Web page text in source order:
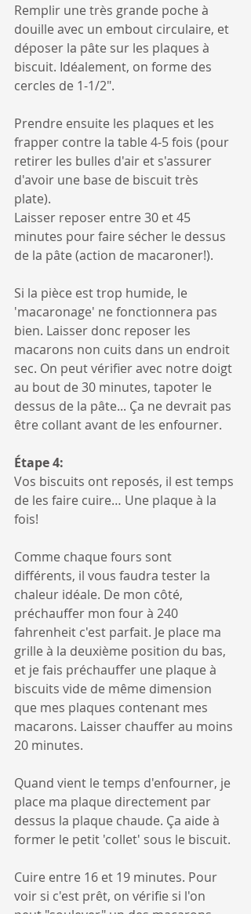
Remplir une très grande poche à
douille avec un embout circulaire, et
déposer la pâte sur les plaques à
biscuit. Idéalement, on forme des
cercles de 1-1/2".
Prendre ensuite les plaques et les
frapper contre la table 4-5 fois (pour
retirer les bulles d'air et s'assurer
d'avoir une base de biscuit très
plate).
Laisser reposer entre 30 et 45
minutes pour faire sécher le dessus
de la pâte (action de macaroner!).
Si la pièce est trop humide, le
'macaronage' ne fonctionnera pas
bien. Laisser donc reposer les
macarons non cuits dans un endroit
sec. On peut vérifier avec notre doigt
au bout de 30 minutes, tapoter le
dessus de la pâte... Ça ne devrait pas
être collant avant de les enfourner.
Étape 4:
Vos biscuits ont reposés, il est temps
de les faire cuire… Une plaque à la
fois!
Comme chaque fours sont
différents, il vous faudra tester la
chaleur idéale. De mon côté,
préchauffer mon four à 240
fahrenheit c'est parfait. Je place ma
grille à la deuxième position du bas,
et je fais préchauffer une plaque à
biscuits vide de même dimension
que mes plaques contenant mes
macarons. Laisser chauffer au moins
20 minutes.
Quand vient le temps d'enfourner, je
place ma plaque directement par
dessus la plaque chaude. Ça aide à
former le petit 'collet' sous le biscuit.
Cuire entre 16 et 19 minutes. Pour
voir si c'est prêt, on vérifie si l'on